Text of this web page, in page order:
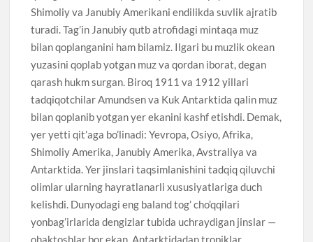
Shimoliy va Janubiy Amerikani endilikda suvlik ajratib
turadi. Tag’in Janubiy qutb atrofidagi mintaqa muz
bilan qoplanganini ham bilamiz. Ilgari bu muzlik okean
yuzasini qoplab yotgan muz va qordan iborat, degan
qarash hukm surgan. Biroq 1911 va 1912 yillari
tadqiqotchilar Amundsen va Kuk Antarktida qalin muz
bilan qoplanib yotgan yer ekanini kashf etishdi. Demak,
yer yetti qit’aga bo’linadi: Yevropa, Osiyo, Afrika,
Shimoliy Amerika, Janubiy Amerika, Avstraliya va
Antarktida. Yer jinslari taqsimlanishini tadqiq qiluvchi
olimlar ularning hayratlanarli xususiyatlariga duch
kelishdi. Dunyodagi eng baland tog’ cho’qqilari
yonbag’irlarida dengizlar tubida uchraydigan jinslar —
ohaktoshlar bor ekan. Antarktidadan tropiklar